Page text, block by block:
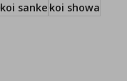
koi sanke koi showa